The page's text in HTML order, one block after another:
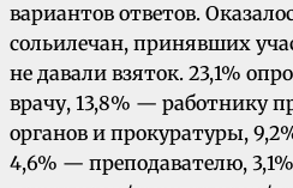
вариантов ответов.
сольилечан, принявших
не давали взяток. 23,1%
врачу, 13,8% — работнику
органов и прокуратуры,
4,6% — преподавателю,